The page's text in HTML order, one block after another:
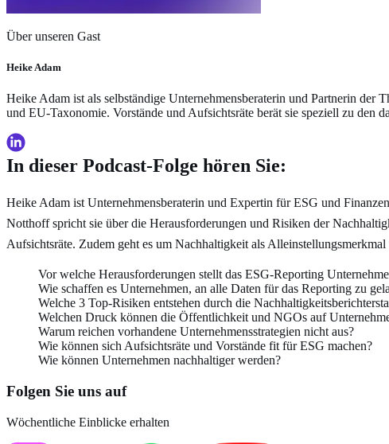
Über unseren Gast
Heike Adam
Heike Adam ist als selbständige Unternehmensberaterin und Partnerin
und EU-Taxonomie. Vorstände und Aufsichtsräte berät sie speziell zu den
In dieser Podcast-Folge hören Sie:
Heike Adam ist Unternehmensberaterin und Expertin für ESG und
Notthoff spricht sie über die Herausforderungen und Risiken der
Aufsichtsräte. Zudem geht es um Nachhaltigkeit als
Vor welche Herausforderungen stellt das ESG-Reporting
Wie schaffen es Unternehmen, an alle Daten für das Reporting zu
Welche 3 Top-Risiken entstehen durch die
Welchen Druck können die Öffentlichkeit und NGOs auf
Warum reichen vorhandene Unternehmensstrategien nicht aus?
Wie können sich Aufsichtsräte und Vorstände fit für ESG machen?
Wie können Unternehmen nachhaltiger werden?
Folgen Sie uns auf
Wöchentliche Einblicke erhalten